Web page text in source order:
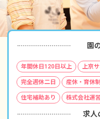
園
年間休日120日以上 上京
完全週休二日 産休・育休
住宅補助あり 株式会社運
求人